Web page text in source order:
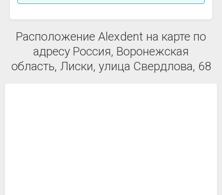
Расположение Alexdent на карте по
адресу Россия, Воронежская
область, Лиски, улица Свердлова, 68